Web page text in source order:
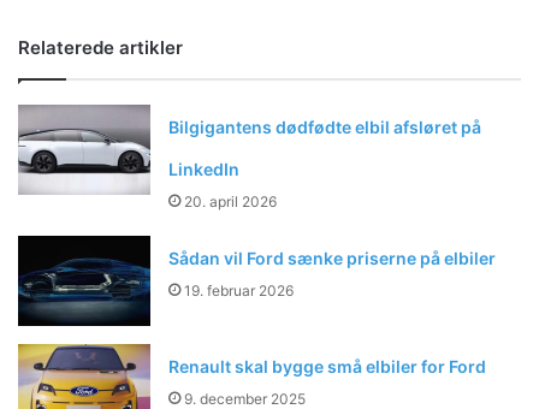
Relaterede artikler
Bilgigantens dødfødte elbil afsløret på
LinkedIn
20. april 2026
Sådan vil Ford sænke priserne på elbiler
19. februar 2026
Renault skal bygge små elbiler for Ford
9. december 2025